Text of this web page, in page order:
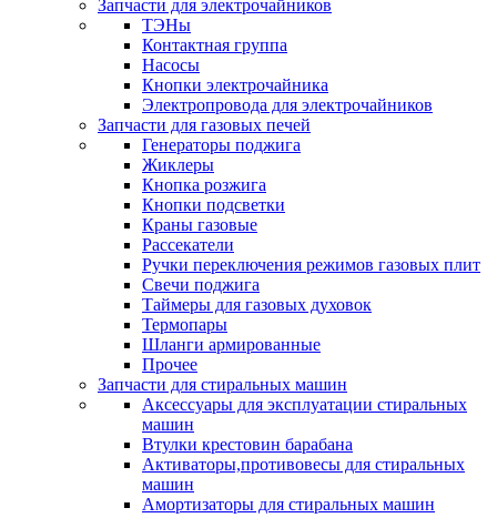
Запчасти для электрочайников
ТЭНы
Контактная группа
Насосы
Кнопки электрочайника
Электропровода для электрочайников
Запчасти для газовых печей
Генераторы поджига
Жиклеры
Кнопка розжига
Кнопки подсветки
Краны газовые
Рассекатели
Ручки переключения режимов газовых плит
Свечи поджига
Таймеры для газовых духовок
Термопары
Шланги армированные
Прочее
Запчасти для стиральных машин
Аксессуары для эксплуатации стиральных
машин
Втулки крестовин барабана
Активаторы,противовесы для стиральных
машин
Амортизаторы для стиральных машин